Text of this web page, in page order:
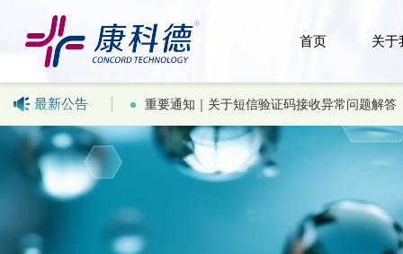
首页 关于
最新公告 重要通知｜关于短信验证码接收异常问题解答